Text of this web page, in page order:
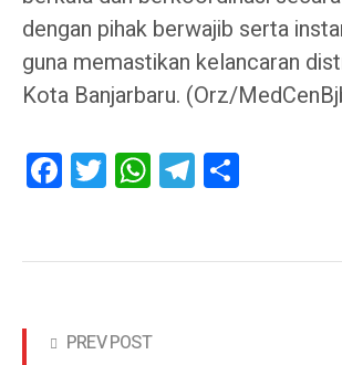
dengan pihak berwajib serta
guna memastikan kelancaran
Kota Banjarbaru. (Orz/
FacebookTwitterWhatsAppTelegram
PREV POST